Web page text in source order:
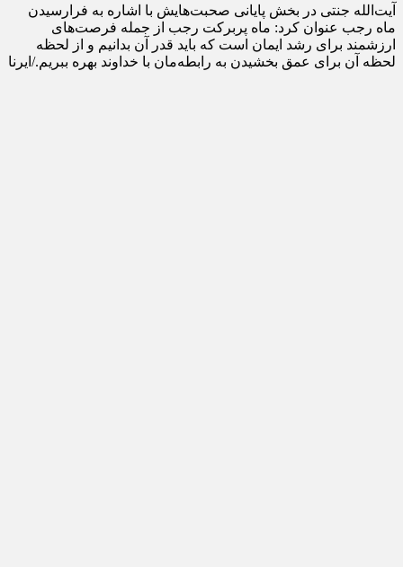
آیت‌الله جنتی در بخش پایانی صحبت‌هایش با اشاره به فرارسیدن
ماه رجب عنوان کرد: ماه پربرکت رجب از جمله فرصت‌های
ارزشمند برای رشد ایمان است که باید قدر آن بدانیم و از لحظه
‌لحظه آن برای عمق بخشیدن به رابطه‌مان با خداوند بهره ببریم./ایرنا